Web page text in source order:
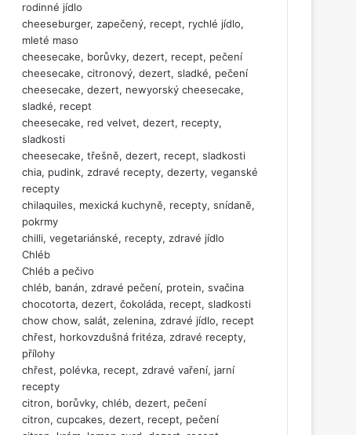
rodinné jídlo
cheeseburger, zapečený, recept, rychlé jídlo,
mleté maso
cheesecake, borůvky, dezert, recept, pečení
cheesecake, citronový, dezert, sladké, pečení
cheesecake, dezert, newyorský cheesecake,
sladké, recept
cheesecake, red velvet, dezert, recepty,
sladkosti
cheesecake, třešně, dezert, recept, sladkosti
chia, pudink, zdravé recepty, dezerty, veganské
recepty
chilaquiles, mexická kuchyně, recepty, snídaně,
pokrmy
chilli, vegetariánské, recepty, zdravé jídlo
Chléb
Chléb a pečivo
chléb, banán, zdravé pečení, protein, svačina
chocotorta, dezert, čokoláda, recept, sladkosti
chow chow, salát, zelenina, zdravé jídlo, recept
chřest, horkovzdušná fritéza, zdravé recepty,
přílohy
chřest, polévka, recept, zdravé vaření, jarní
recepty
citron, borůvky, chléb, dezert, pečení
citron, cupcakes, dezert, recept, pečení